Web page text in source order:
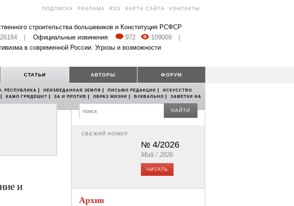
ПОДПИСКА РЕКЛАМА RSS КАРТА САЙТА КОНТАКТЫ
строительства большевиков и Конституция РСФСР
26184 Официальные извинения 972 109009
в современной России. Угрозы и возможности
СТАТЬИ АВТОРЫ ФОРУМ
РЕСПУБЛИКА | НЕИЗВЕДАННАЯ ЗЕМЛЯ | ПИСЬМО РЕДАКЦИИ |
ИСКУССТВО
| КАМО ГРЯДЕШИ? | ЗА И ПРОТИВ | ОБРАЗ ЖИЗНИ | БУКВАЛЬНО |
ЗАМЕТКИ НА
и
НАЙТИ
СВЕЖИЙ НОМЕР
№ 4/2026
Май / 2026
ЧИТАТЬ
Архив